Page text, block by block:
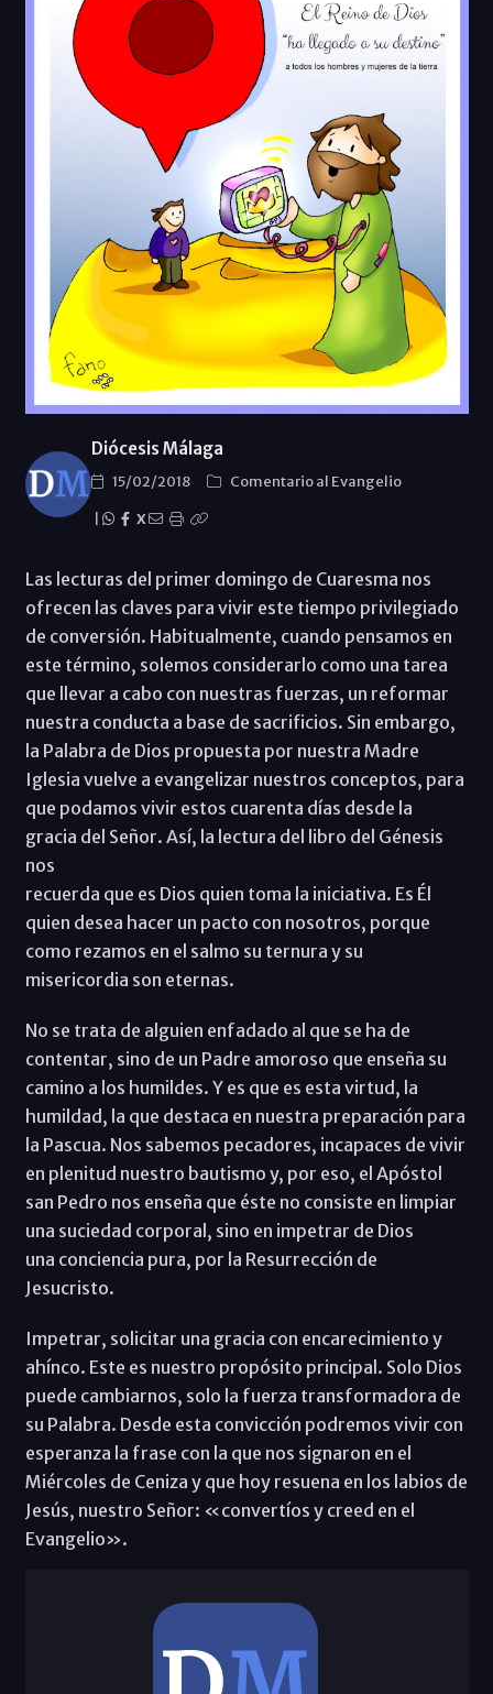
Diócesis Málaga
15/02/2018
Comentario al Evangelio
X
Las lecturas del primer domingo de Cuaresma nos
ofrecen las claves para vivir este tiempo privilegiado
de conversión. Habitualmente, cuando pensamos en
este término, solemos considerarlo como una tarea
que llevar a cabo con nuestras fuerzas, un reformar
nuestra conducta a base de sacrificios. Sin embargo,
la Palabra de Dios propuesta por nuestra Madre
Iglesia vuelve a evangelizar nuestros conceptos, para
que podamos vivir estos cuarenta días desde la
gracia del Señor. Así, la lectura del libro del Génesis
nos
recuerda que es Dios quien toma la iniciativa. Es Él
quien desea hacer un pacto con nosotros, porque
como rezamos en el salmo su ternura y su
misericordia son eternas.
No se trata de alguien enfadado al que se ha de
contentar, sino de un Padre amoroso que enseña su
camino a los humildes. Y es que es esta virtud, la
humildad, la que destaca en nuestra preparación para
la Pascua. Nos sabemos pecadores, incapaces de vivir
en plenitud nuestro bautismo y, por eso, el Apóstol
san Pedro nos enseña que éste no consiste en limpiar
una suciedad corporal, sino en impetrar de Dios
una conciencia pura, por la Resurrección de
Jesucristo.
Impetrar, solicitar una gracia con encarecimiento y
ahínco. Este es nuestro propósito principal. Solo Dios
puede cambiarnos, solo la fuerza transformadora de
su Palabra. Desde esta convicción podremos vivir con
esperanza la frase con la que nos signaron en el
Miércoles de Ceniza y que hoy resuena en los labios de
Jesús, nuestro Señor: «convertíos y creed en el
Evangelio».